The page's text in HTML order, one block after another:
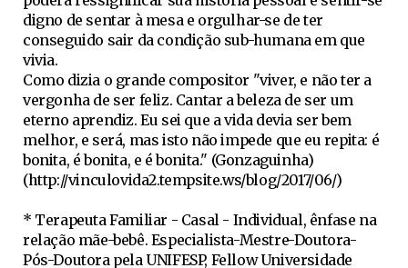
digno de sentar à mesa e orgulhar-se de ter
conseguido sair da condição sub-humana em que
vivia.
Como dizia o grande compositor "viver, e não ter a
vergonha de ser feliz. Cantar a beleza de ser um
eterno aprendiz. Eu sei que a vida devia ser bem
melhor, e será, mas isto não impede que eu repita: é
bonita, é bonita, e é bonita." (Gonzaguinha)
(http://vinculovida2.tempsite.ws/blog/2017/06/)
* Terapeuta Familiar - Casal - Individual, ênfase na
relação mãe-bebê. Especialista-Mestre-Doutora-
Pós-Doutora pela UNIFESP, Fellow Universidade